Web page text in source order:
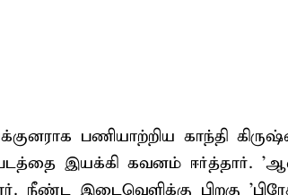
பணியாற்றிய காந்தி
படத்தை இயக்கி கவனம் ஈர்த்தார்.
நீண்ட இடைவெளிக்கு பிறகு